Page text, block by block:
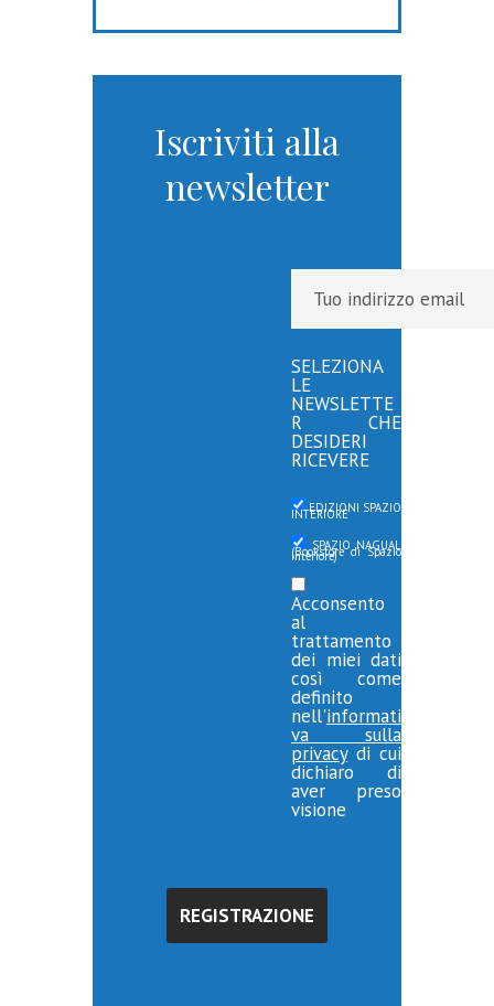
Iscriviti alla
newsletter
SELEZIONA
LE
NEWSLETTE
R CHE
DESIDERI
RICEVERE
EDIZIONI SPAZIO
INTERIORE
SPAZIO NAGUAL
(Bookstore di Spazio
Interiore)
Acconsento
al
trattamento
dei miei dati
così come
definito
nell'informati
va sulla
privacydi cui
dichiaro di
aver preso
visione